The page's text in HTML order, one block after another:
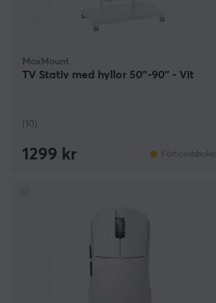
MaxMount
TV Stativ med hyllor 50"-90" - Vit
(10)
1299 kr Förhandsboka